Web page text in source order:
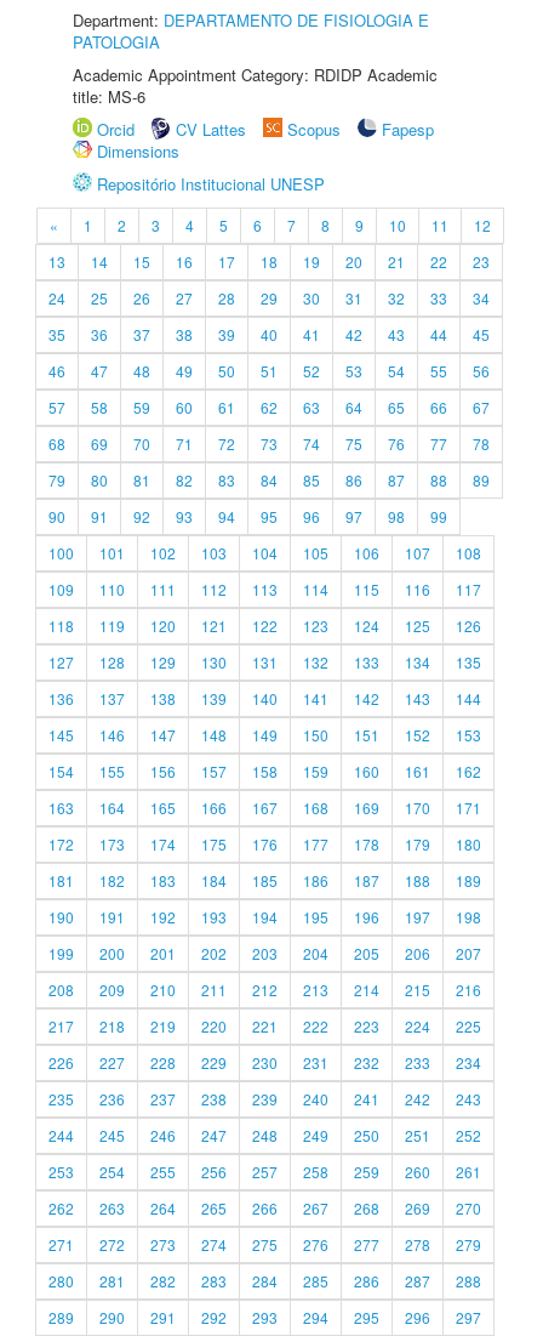
Department: DEPARTAMENTO DE FISIOLOGIA E
PATOLOGIA
Academic Appointment Category: RDIDP Academic
title: MS-6
Orcid
CV Lattes Scopus
Fapesp
Dimensions
Repositório Institucional UNESP
« 1 2 3 4 5 6 7 8 9 10 11
12
13
14 15 16 17 18 19 20 21 22
23
24
25 26 27 28 29 30 31 32 33
34
35
36 37 38 39 40 41 42 43 44
45
46
47 48 49 50 51 52 53 54 55
56
57
58 59 60 61 62 63 64 65 66
67
68
69 70 71 72 73 74 75 76 77
78
79
80 81 82 83 84 85 86 87 88
89
90
91 92 93 94 95 96 97 98
99
100
101 102 103 104 105 106 107
108
109
110 111 112 113 114 115 116
117
118
119 120 121 122 123 124 125
126
127
128 129 130 131 132 133 134
135
136
137 138 139 140 141 142 143
144
145
146 147 148 149 150 151 152
153
154
155 156 157 158 159 160 161
162
163
164 165 166 167 168 169 170
171
172
173 174 175 176 177 178 179
180
181
182 183 184 185 186 187 188
189
190
191 192 193 194 195 196 197
198
199
200 201 202 203 204 205 206
207
208
209 210 211 212 213 214 215
216
217
218 219 220 221 222 223 224
225
226
227 228 229 230 231 232 233
234
235
236 237 238 239 240 241 242
243
244
245 246 247 248 249 250 251
252
253
254 255 256 257 258 259 260
261
262
263 264 265 266 267 268 269
270
271
272 273 274 275 276 277 278
279
280
281 282 283 284 285 286 287
288
289
290 291 292 293 294 295 296 297